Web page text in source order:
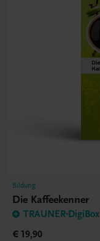
Bildung
Die Kaffeekenner
TRAUNER-DigiBox
€ 19,90